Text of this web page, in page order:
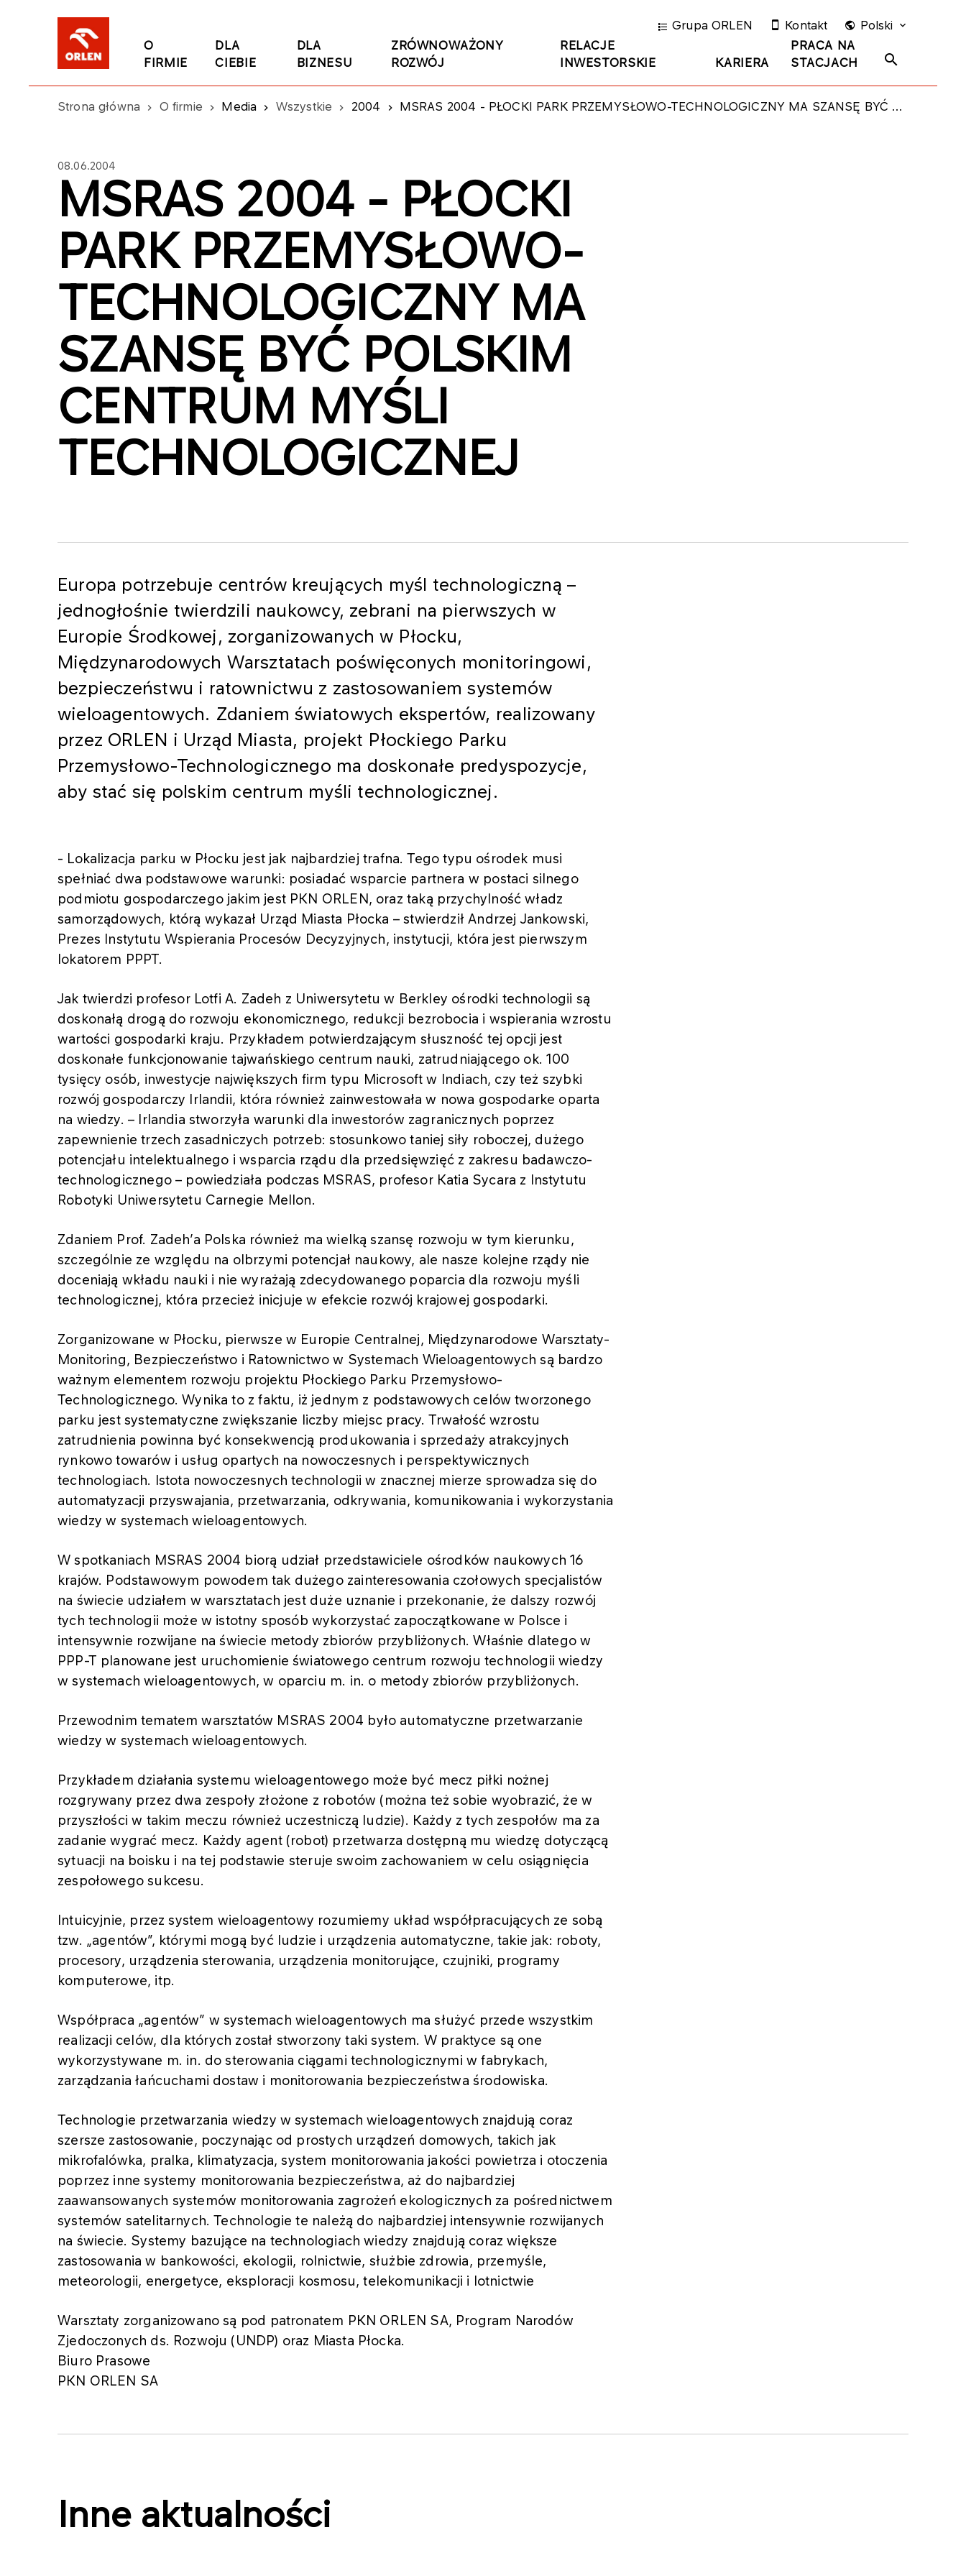
O
FIRMIE
DLA
CIEBIE
DLA
BIZNESU
ZRÓWNOWAŻONY
ROZWÓJ
RELACJE
INWESTORSKIE
KARIERA
PRACA NA
STACJACH
Grupa ORLEN Kontakt Polski
Strona główna O firmie Media Wszystkie 2004 MSRAS 2004 - PŁOCKI PARK PRZEMYSŁOWO-TECHNOLOGICZNY MA SZANSĘ BYĆ POLSKIM CENTRUM MYŚLI TECHNOLOGICZNEJ
08.06.2004
MSRAS 2004 - PŁOCKI
PARK PRZEMYSŁOWO-
TECHNOLOGICZNY MA
SZANSĘ BYĆ POLSKIM
CENTRUM MYŚLI
TECHNOLOGICZNEJ
Europa potrzebuje centrów kreujących myśl technologiczną –
jednogłośnie twierdzili naukowcy, zebrani na pierwszych w
Europie Środkowej, zorganizowanych w Płocku,
Międzynarodowych Warsztatach poświęconych monitoringowi,
bezpieczeństwu i ratownictwu z zastosowaniem systemów
wieloagentowych. Zdaniem światowych ekspertów, realizowany
przez ORLEN i Urząd Miasta, projekt Płockiego Parku
Przemysłowo-Technologicznego ma doskonałe predyspozycje,
aby stać się polskim centrum myśli technologicznej.
- Lokalizacja parku w Płocku jest jak najbardziej trafna. Tego typu ośrodek musi
spełniać dwa podstawowe warunki: posiadać wsparcie partnera w postaci silnego
podmiotu gospodarczego jakim jest PKN ORLEN, oraz taką przychylność władz
samorządowych, którą wykazał Urząd Miasta Płocka – stwierdził Andrzej Jankowski,
Prezes Instytutu Wspierania Procesów Decyzyjnych, instytucji, która jest pierwszym
lokatorem PPPT.
Jak twierdzi profesor Lotfi A. Zadeh z Uniwersytetu w Berkley ośrodki technologii są
doskonałą drogą do rozwoju ekonomicznego, redukcji bezrobocia i wspierania wzrostu
wartości gospodarki kraju. Przykładem potwierdzającym słuszność tej opcji jest
doskonałe funkcjonowanie tajwańskiego centrum nauki, zatrudniającego ok. 100
tysięcy osób, inwestycje największych firm typu Microsoft w Indiach, czy też szybki
rozwój gospodarczy Irlandii, która również zainwestowała w nowa gospodarke oparta
na wiedzy. – Irlandia stworzyła warunki dla inwestorów zagranicznych poprzez
zapewnienie trzech zasadniczych potrzeb: stosunkowo taniej siły roboczej, dużego
potencjału intelektualnego i wsparcia rządu dla przedsięwzięć z zakresu badawczo-
technologicznego – powiedziała podczas MSRAS, profesor Katia Sycara z Instytutu
Robotyki Uniwersytetu Carnegie Mellon.
Zdaniem Prof. Zadeh’a Polska również ma wielką szansę rozwoju w tym kierunku,
szczególnie ze względu na olbrzymi potencjał naukowy, ale nasze kolejne rządy nie
doceniają wkładu nauki i nie wyrażają zdecydowanego poparcia dla rozwoju myśli
technologicznej, która przecież inicjuje w efekcie rozwój krajowej gospodarki.
Zorganizowane w Płocku, pierwsze w Europie Centralnej, Międzynarodowe Warsztaty-
Monitoring, Bezpieczeństwo i Ratownictwo w Systemach Wieloagentowych są bardzo
ważnym elementem rozwoju projektu Płockiego Parku Przemysłowo-
Technologicznego. Wynika to z faktu, iż jednym z podstawowych celów tworzonego
parku jest systematyczne zwiększanie liczby miejsc pracy. Trwałość wzrostu
zatrudnienia powinna być konsekwencją produkowania i sprzedaży atrakcyjnych
rynkowo towarów i usług opartych na nowoczesnych i perspektywicznych
technologiach. Istota nowoczesnych technologii w znacznej mierze sprowadza się do
automatyzacji przyswajania, przetwarzania, odkrywania, komunikowania i wykorzystania
wiedzy w systemach wieloagentowych.
W spotkaniach MSRAS 2004 biorą udział przedstawiciele ośrodków naukowych 16
krajów. Podstawowym powodem tak dużego zainteresowania czołowych specjalistów
na świecie udziałem w warsztatach jest duże uznanie i przekonanie, że dalszy rozwój
tych technologii może w istotny sposób wykorzystać zapoczątkowane w Polsce i
intensywnie rozwijane na świecie metody zbiorów przybliżonych. Właśnie dlatego w
PPP-T planowane jest uruchomienie światowego centrum rozwoju technologii wiedzy
w systemach wieloagentowych, w oparciu m. in. o metody zbiorów przybliżonych.
Przewodnim tematem warsztatów MSRAS 2004 było automatyczne przetwarzanie
wiedzy w systemach wieloagentowych.
Przykładem działania systemu wieloagentowego może być mecz piłki nożnej
rozgrywany przez dwa zespoły złożone z robotów (można też sobie wyobrazić, że w
przyszłości w takim meczu również uczestniczą ludzie). Każdy z tych zespołów ma za
zadanie wygrać mecz. Każdy agent (robot) przetwarza dostępną mu wiedzę dotyczącą
sytuacji na boisku i na tej podstawie steruje swoim zachowaniem w celu osiągnięcia
zespołowego sukcesu.
Intuicyjnie, przez system wieloagentowy rozumiemy układ współpracujących ze sobą
tzw. „agentów”, którymi mogą być ludzie i urządzenia automatyczne, takie jak: roboty,
procesory, urządzenia sterowania, urządzenia monitorujące, czujniki, programy
komputerowe, itp.
Współpraca „agentów” w systemach wieloagentowych ma służyć przede wszystkim
realizacji celów, dla których został stworzony taki system. W praktyce są one
wykorzystywane m. in. do sterowania ciągami technologicznymi w fabrykach,
zarządzania łańcuchami dostaw i monitorowania bezpieczeństwa środowiska.
Technologie przetwarzania wiedzy w systemach wieloagentowych znajdują coraz
szersze zastosowanie, poczynając od prostych urządzeń domowych, takich jak
mikrofalówka, pralka, klimatyzacja, system monitorowania jakości powietrza i otoczenia
poprzez inne systemy monitorowania bezpieczeństwa, aż do najbardziej
zaawansowanych systemów monitorowania zagrożeń ekologicznych za pośrednictwem
systemów satelitarnych. Technologie te należą do najbardziej intensywnie rozwijanych
na świecie. Systemy bazujące na technologiach wiedzy znajdują coraz większe
zastosowania w bankowości, ekologii, rolnictwie, służbie zdrowia, przemyśle,
meteorologii, energetyce, eksploracji kosmosu, telekomunikacji i lotnictwie
Warsztaty zorganizowano są pod patronatem PKN ORLEN SA, Program Narodów
Zjedoczonych ds. Rozwoju (UNDP) oraz Miasta Płocka.
Biuro Prasowe
PKN ORLEN SA
Inne aktualności